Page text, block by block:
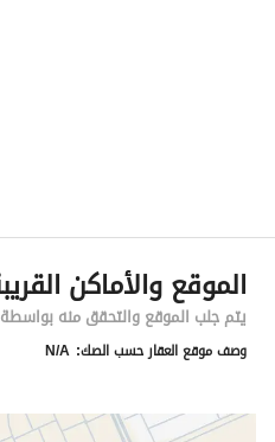
رقم المبنى
7168
الرقم الاضافي
خط العرض
الموقع والأماكن
يتم جلب الموقع والتحقق منه بواسطة
وصف موقع العقار حسب الصك: N/A